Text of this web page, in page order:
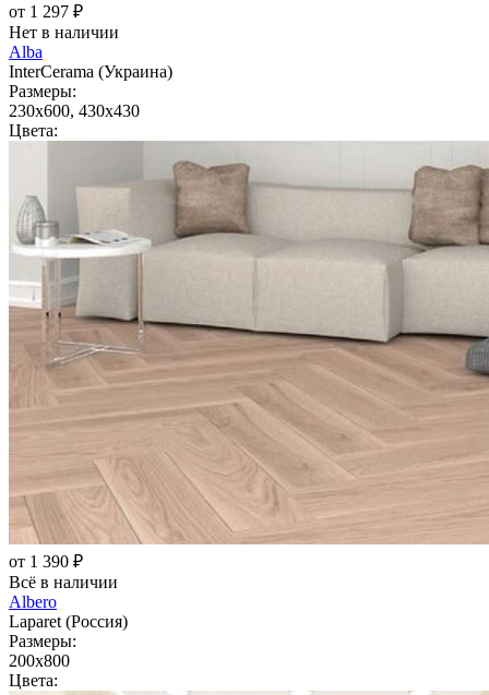
от 1 297 ₽
Нет в наличии
Alba
InterCerama (Украина)
Размеры:
230x600, 430x430
Цвета:
от 1 390 ₽
Всё в наличии
Albero
Laparet (Россия)
Размеры:
200x800
Цвета: